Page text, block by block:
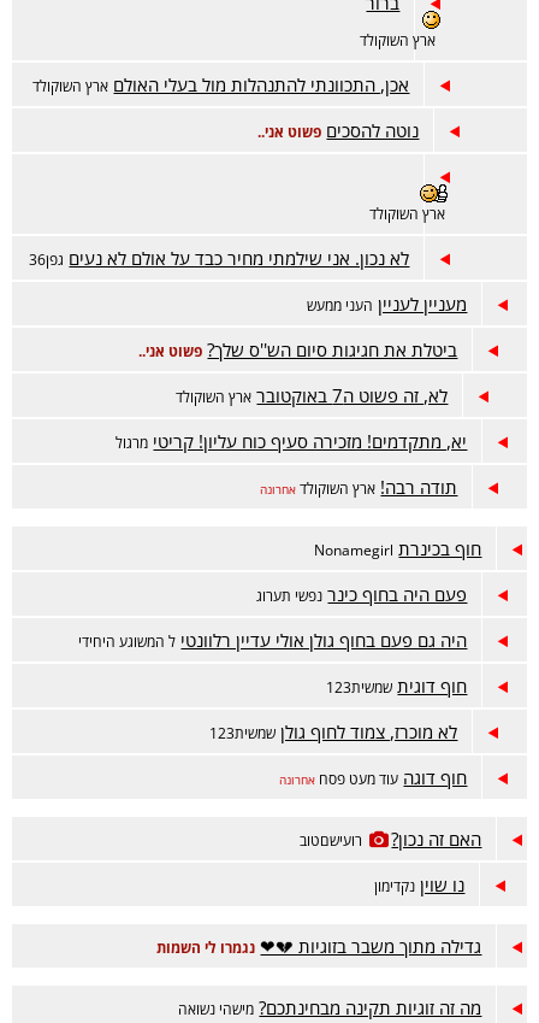
ארץ השוקולד
אכן, התכוונתי להתנהלות מול בעלי האולם ארץ השוקולד
נוטה להסכים פשוט אני..
ארץ השוקולד
לא נכון. אני שילמתי מחיר כבד על אולם לא נעים גפן36
מעניין לעניין העני ממעש
ביטלת את חגיגות סיום הש''ס שלך? פשוט אני..
לא, זה פשוט ה7 באוקטובר ארץ השוקולד
יא, מתקדמים! מזכירה סעיף כוח עליון! קריטי מרגול
תודה רבה! ארץ השוקולד אחרונה
חוף בכינרת Nonamegirl
פעם היה בחוף כינר נפשי תערוג
היה גם פעם בחוף גולן אולי עדיין רלוונטי ל המשוגע היחידי
חוף דוגית שמשית123
לא מוכרז, צמוד לחוף גולן שמשית123
חוף דוגה עוד מעט פסח אחרונה
האם זה נכון? רועישםטוב
נו שוין נקדימון
גדילה מתוך משבר בזוגיות 💔❤ נגמרו לי השמות
מה זה זוגיות תקינה מבחינתכם? מישהי נשואה